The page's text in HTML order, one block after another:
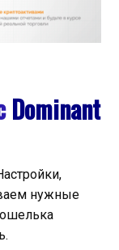
Dominant
нужные